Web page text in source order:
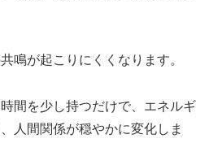
鳴が起こりにくくなります。
間を少し持つだけで、エネルギ
人間関係が穏やかに変化しま